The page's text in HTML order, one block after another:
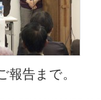
報告まで。